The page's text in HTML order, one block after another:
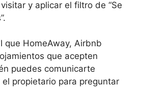
y aplicar el filtro de “Se
que HomeAway, Airbnb
que acepten
puedes comunicarte
propietario para preguntar